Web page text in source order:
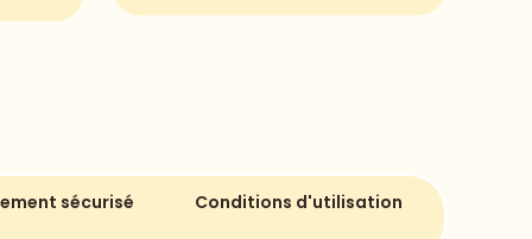
sécurisé
Conditions d'utilisation